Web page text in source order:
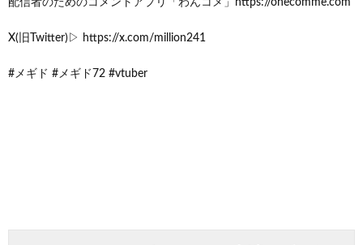
X(旧Twitter)▷ https://x.com/million241
#メギド #メギド72 #vtuber